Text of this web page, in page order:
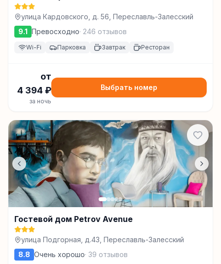
улица Кардовского, д. 56, Переславль-Залесский
9.1 Превосходно· 246 отзывов
Wi-Fi Парковка Завтрак Ресторан
от
4 394 ₽
за ночь
Выбрать номер
Гостевой дом Petrov Avenue
улица Подгорная, д.43, Переславль-Залесский
8.8 Очень хорошо· 39 отзывов